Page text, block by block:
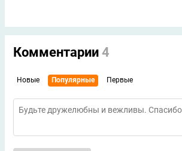
Комментарии 4
Новые Популярные Первые